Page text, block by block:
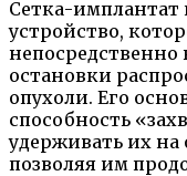
Сетка-имплантат
устройство,
непосредственно
остановки
опухоли. Его
способность
удерживать их на
позволяя им